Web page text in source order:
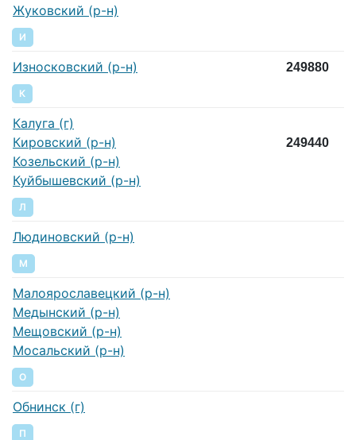
Жуковский (р-н)
И
Износковский (р-н) 249880
К
Калуга (г)
Кировский (р-н)
249440
Козельский (р-н)
Куйбышевский (р-н)
Л
Людиновский (р-н)
М
Малоярославецкий (р-н)
Медынский (р-н)
Мещовский (р-н)
Мосальский (р-н)
О
Обнинск (г)
П